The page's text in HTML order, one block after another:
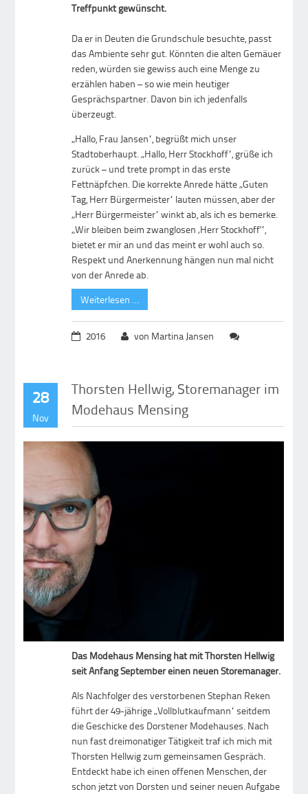
Treffpunkt gewünscht.
Da er in Deuten die Grundschule besuchte, passt
das Ambiente sehr gut. Könnten die alten Gemäuer
reden, würden sie gewiss auch eine Menge zu
erzählen haben – so wie mein heutiger
Gesprächspartner. Davon bin ich jedenfalls
überzeugt.
„Hallo, Frau Jansen“, begrüßt mich unser
Stadtoberhaupt. „Hallo, Herr Stockhoff“, grüße ich
zurück – und trete prompt in das erste
Fettnäpfchen. Die korrekte Anrede hätte „Guten
Tag, Herr Bürgermeister“ lauten müssen, aber der
„Herr Bürgermeister“ winkt ab, als ich es bemerke.
„Wir bleiben beim zwanglosen ‚Herr Stockhoff‘“,
bietet er mir an und das meint er wohl auch so.
Respekt und Anerkennung hängen nun mal nicht
von der Anrede ab.
Weiterlesen …
2016 von Martina Jansen
28
Nov
Thorsten Hellwig, Storemanager im
Modehaus Mensing
Das Modehaus Mensing hat mit Thorsten Hellwig
seit Anfang September einen neuen Storemanager.
Als Nachfolger des verstorbenen Stephan Reken
führt der 49-jährige „Vollblutkaufmann“ seitdem
die Geschicke des Dorstener Modehauses. Nach
nun fast dreimonatiger Tätigkeit traf ich mich mit
Thorsten Hellwig zum gemeinsamen Gespräch.
Entdeckt habe ich einen offenen Menschen, der
schon jetzt von Dorsten und seiner neuen Aufgabe